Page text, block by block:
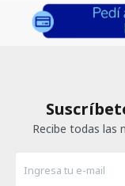
Recibe todas las